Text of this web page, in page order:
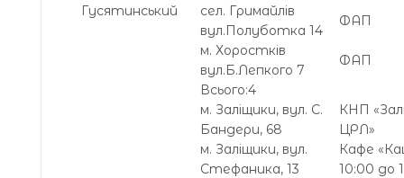
Гусятинський
сел. Гримайлів
вул.Полуботка 14
ФАП
м. Хоростків
вул.Б.Лепкого 7
ФАП
Всього:4
м. Заліщики, вул. С.
Бандери, 68
КНП
ЦРЛ»
м. Заліщики, вул.
Стефаника, 13
Кафе
10:00 до